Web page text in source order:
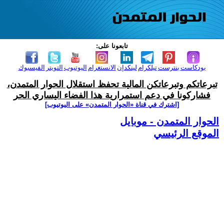
تابعونا على:
الفيسبوك التويتر اليوتيوب الانستغرام لينكدإن تيلكرامبنترست بودكاست
تبرعاتكم وتبرعاتكن المالية تحفظ استقلال الحوار المتمدن،
فشاركونا في دعم استمرارية هذا الفضاء اليساري الحر
[اشترك في قناة ‫«الحوار المتمدن» على اليوتيوب]
الحوار المتمدن - موبايل
الموقع الرئيسي